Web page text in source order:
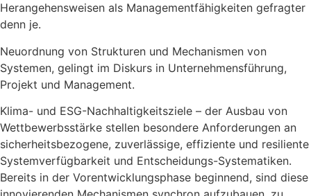
Herangehensweisen als Managementfähigkeiten gefragter
denn je.
Neuordnung von Strukturen und Mechanismen von
Systemen, gelingt im Diskurs in Unternehmensführung,
Projekt und Management.
Klima- und ESG-Nachhaltigkeitsziele – der Ausbau von
Wettbewerbsstärke stellen besondere Anforderungen an
sicherheitsbezogene, zuverlässige, effiziente und resiliente
Systemverfügbarkeit und Entscheidungs-Systematiken.
Bereits in der Vorentwicklungsphase beginnend, sind diese